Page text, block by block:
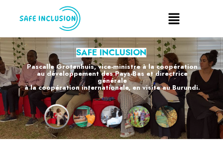
Pascalle Grotenhuis, vice-ministre à la coopération
au développement des Pays-Bas et directrice
générale
à la coopération internationale, en visite au Burundi.
SAFE INCLUSION